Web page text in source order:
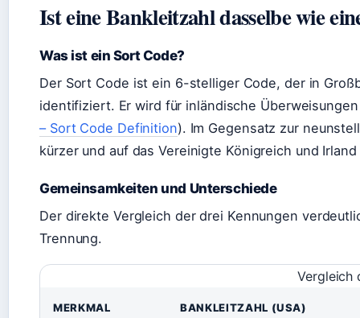
Ist eine Bankleitzahl dasselbe wie
Was ist ein Sort Code?
Der Sort Code ist ein 6-stelliger Code, der in
identifiziert. Er wird für inländische
– Sort Code Definition). Im Gegensatz zur
kürzer und auf das Vereinigte Königreich und
Gemeinsamkeiten und Unterschiede
Der direkte Vergleich der drei Kennungen
Trennung.
Vergleich
MERKMAL BANKLEITZAHL (USA)